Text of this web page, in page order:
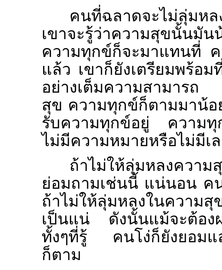
คนที่ฉลาดจะไม่ลุ่มหล
เขาจะรู้ว่าความสุขนั้นมั
ความทุกข์ก็จะมาแทนที่
แล้ว เขาก็ยังเตรียมพร้อ
อย่างเต็มความสามารถ
สุข ความทุกข์ก็ตามมาน้อ
รับความทุกข์อยู่ ความทุ
ไม่มีความหมายหรือไม่มีเ
ถ้าไม่ให้ลุ่มหลงควา
ย่อมถามเช่นนี้ แน่นอน ค
ถ้าไม่ให้ลุ่มหลงในความสุ
เป็นแน่ ดังนั้นแม้จะต้อง
ทั้งๆที่รู้ คนโง่ก็ยังยอมแ
ก็ตาม